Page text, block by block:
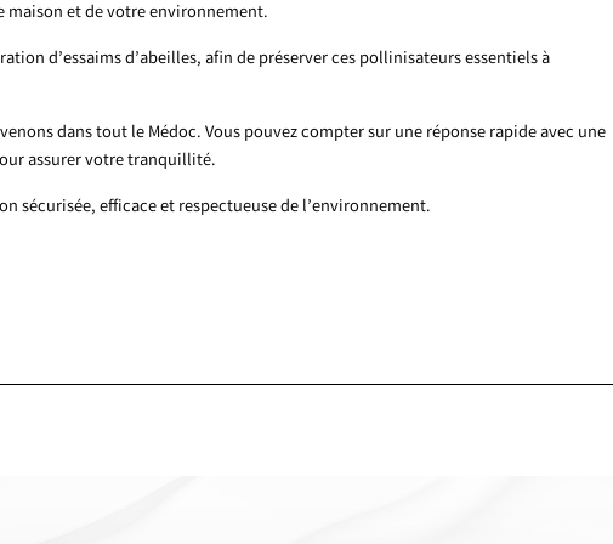
maison et de votre environnement.
d’essaims d’abeilles, afin de préserver ces pollinisateurs essentiels à
dans tout le Médoc. Vous pouvez compter sur une réponse rapide avec une
assurer votre tranquillité.
sécurisée, efficace et respectueuse de l’environnement.